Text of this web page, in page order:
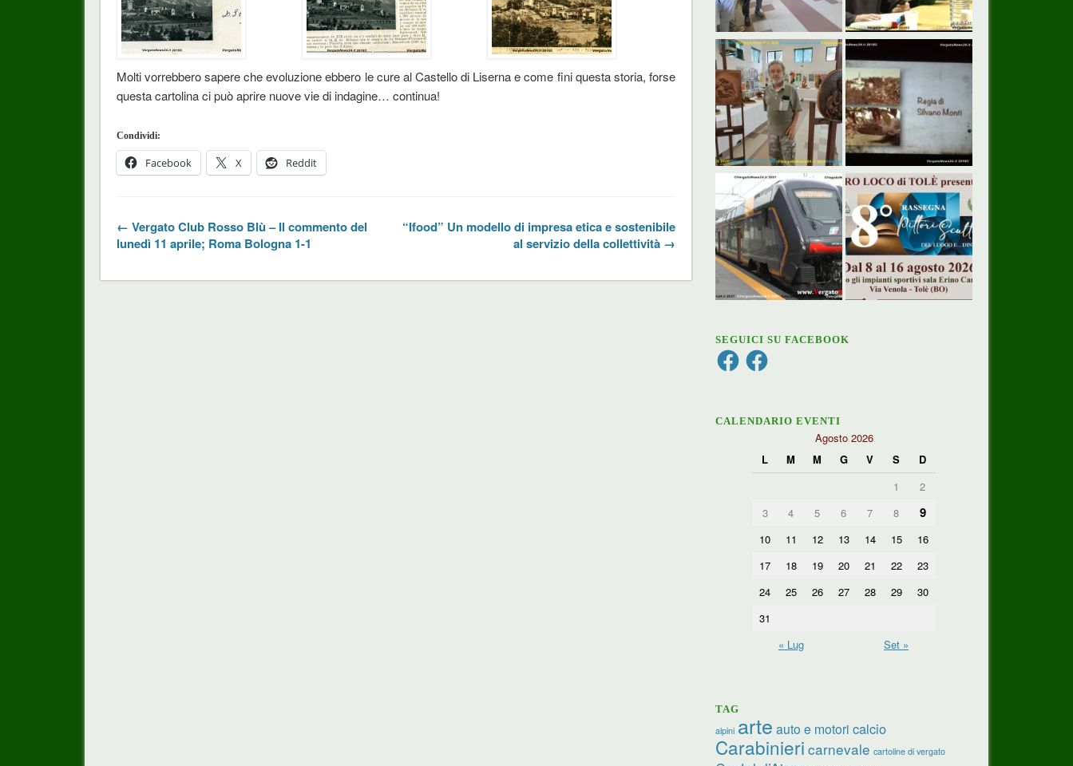
Molti vorrebbero sapere che evoluzione ebbero le cure al Castello di Liserna e come fini questa storia, forse
questa cartolina ci può aprire nuove vie di indagine… continua!
Condividi:
Facebook X Reddit
← Vergato Club Rosso Blù – Il commento del
lunedì 11 aprile; Roma Bologna 1-1
“Ifood” Un modello di impresa etica e sostenibile
al servizio della collettività →
SEGUICI SU FACEBOOK
FacebookFacebook
CALENDARIO EVENTI
Agosto 2026
L
M M G V S
D
1
2
3
4 5 6 7 8 9
10 11 12 13 14 15
16
17
18 19 20 21 22
23
24
25 26 27 28 29
30
31
« Lug
Set »
TAG
alpini arte auto e motori calcio
Carabinieri carnevale cartoline di vergato